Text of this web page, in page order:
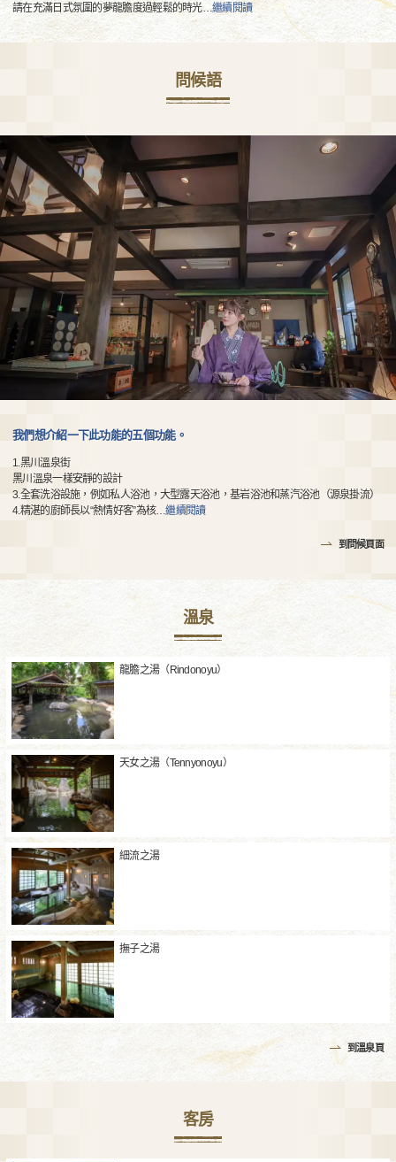
請在充滿日式氛圍的夢龍膽度過輕鬆的時光…繼續閱讀
問候語
我們想介紹一下此功能的五個功能。
1.黑川溫泉街
黑川溫泉一樣安靜的設計
3.全套洗浴設施，例如私人浴池，大型露天浴池，基岩浴池和蒸汽浴池（源泉掛流）
4.精湛的廚師長以“熱情好客”為核…繼續閱讀
到問候頁面
溫泉
龍膽之湯（Rindonoyu）
天女之湯（Tennyonoyu）
細流之湯
撫子之湯
到溫泉頁
客房